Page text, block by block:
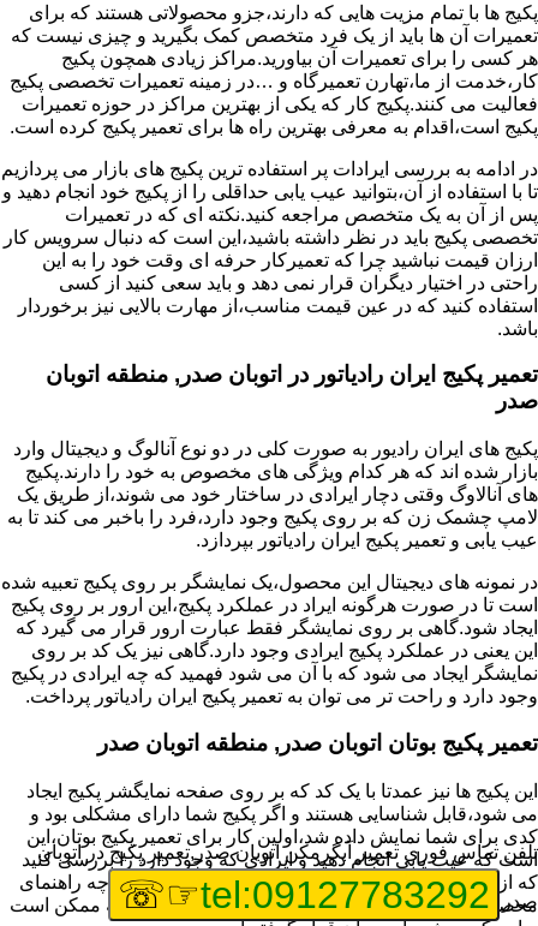
پکیج ها با تمام مزیت هایی که دارند،جزو محصولاتی هستند که برای
تعمیرات آن ها باید از یک فرد متخصص کمک بگیرید و چیزی نیست که
هر کسی را برای تعمیرات آن بیاورید.مراکز زیادی همچون پکیج
کار،خدمت از ما،تهارن تعمیرگاه و …در زمینه تعمیرات تخصصی پکیج
فعالیت می کنند.پکیج کار که یکی از بهترین مراکز در حوزه تعمیرات
پکیج است،اقدام به معرفی بهترین راه ها برای تعمیر پکیج کرده است.
در ادامه به بررسی ایرادات پر استفاده ترین پکیج های بازار می پردازیم
تا با استفاده از آن،بتوانید عیب یابی حداقلی را از پکیج خود انجام دهید و
پس از آن به یک متخصص مراجعه کنید.نکته ای که در تعمیرات
تخصصی پکیج باید در نظر داشته باشید،این است که دنبال سرویس کار
ارزان قیمت نباشید چرا که تعمیرکار حرفه ای وقت خود را به این
راحتی در اختیار دیگران قرار نمی دهد و باید سعی کنید از کسی
استفاده کنید که در عین قیمت مناسب،از مهارت بالایی نیز برخوردار
باشد.
تعمیر پکیج ایران رادیاتور در اتوبان صدر, منطقه اتوبان
صدر
پکیج های ایران رادیور به صورت کلی در دو نوع آنالوگ و دیجیتال وارد
بازار شده اند که هر کدام ویژگی های مخصوص به خود را دارند.پکیج
های آنالاوگ وقتی دچار ایرادی در ساختار خود می شوند،از طریق یک
لامپ چشمک زن که بر روی پکیج وجود دارد،فرد را باخبر می کند تا به
عیب یابی و تعمیر پکیج ایران رادیاتور بپردازد.
در نمونه های دیجیتال این محصول،یک نمایشگر بر روی پکیج تعبیه شده
است تا در صورت هرگونه ایراد در عملکرد پکیج،این ارور بر روی پکیج
ایجاد شود.گاهی بر روی نمایشگر فقط عبارت ارور قرار می گیرد که
این یعنی در عملکرد پکیج ایرادی وجود دارد.گاهی نیز یک کد بر روی
نمایشگر ایجاد می شود که با آن می شود فهمید که چه ایرادی در پکیج
وجود دارد و راحت تر می توان به تعمیر پکیج ایران رادیاتور پرداخت.
تعمیر پکیج بوتان اتوبان صدر, منطقه اتوبان صدر
این پکیج ها نیز عمدتا با یک کد که بر روی صفحه نمایگشر پکیج ایجاد
می شود،قابل شناسایی هستند و اگر پکیج شما دارای مشکلی بود و
کدی برای شما نمایش داده شد،اولین کار برای تعمیر پکیج بوتان،این
است که عیب یابی انجام دهید و ایرادی که وجود دارد را بررسی کنید
که از کجا نشات می گیرد.برای این کار می توانید به دفترچه راهنمای
محصول خود مراجعه کنید که معمولا تمامی ایرادهایی که ممکن است
تلفن تماس فوری تعمیر آبگرمکن اتوبان صدر,تعمیر پکیج در اتوبان
صدر tel:09127783292
☞☏